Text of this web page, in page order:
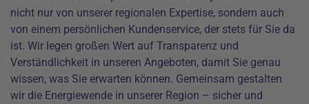
nicht nur von unserer regionalen Expertise, sondern auch
von einem persönlichen Kundenservice, der stets für Sie da
ist. Wir legen großen Wert auf Transparenz und
Verständlichkeit in unseren Angeboten, damit Sie genau
wissen, was Sie erwarten können. Gemeinsam gestalten
wir die Energiewende in unserer Region – sicher und